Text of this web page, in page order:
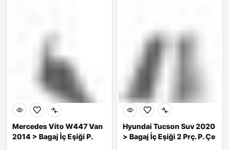
Mercedes Vito W447 Van
2014 > Bagaj İç Eşiği P.
Hyundai Tucson Suv 2020
> Bagaj İç Eşiği 2 Prç. P. Çe